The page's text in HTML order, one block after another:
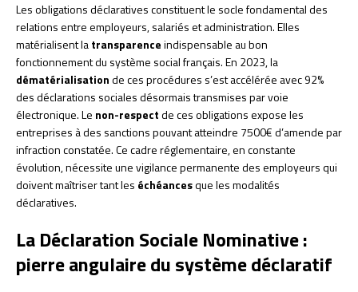
Les obligations déclaratives constituent le socle fondamental des
relations entre employeurs, salariés et administration. Elles
matérialisent latransparenceindispensable au bon
fonctionnement du système social français. En 2023, la
dématérialisationde ces procédures s’est accélérée avec 92%
des déclarations sociales désormais transmises par voie
électronique. Le non-respectde ces obligations expose les
entreprises à des sanctions pouvant atteindre 7500€ d’amende par
infraction constatée. Ce cadre réglementaire, en constante
évolution, nécessite une vigilance permanente des employeurs qui
doivent maîtriser tant les échéancesque les modalités
déclaratives.
La Déclaration Sociale Nominative :
pierre angulaire du système déclaratif